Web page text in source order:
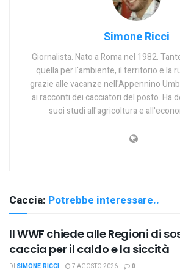
Simone Ricci
Giornalista. Nato a Roma nel 1982.
quella per l'ambiente, il territorio e la
grazie alle vacanze nell'Appennino
ai racconti dei cacciatori del posto. Ha
suoi studi all'agricoltura e
Caccia: Potrebbe interessare..
Il WWF chiede alle Regioni di
caccia per il caldo e la siccità
DI SIMONE RICCI 7 AGOSTO 2026 0